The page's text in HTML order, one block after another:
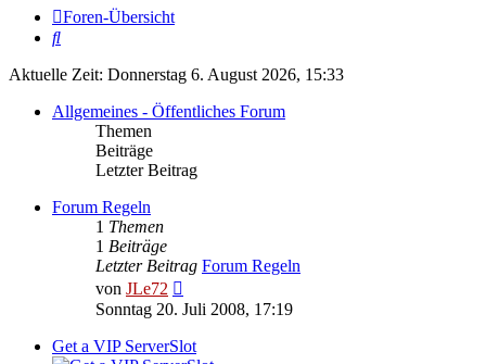
Foren-Übersicht
Suche
Aktuelle Zeit: Donnerstag 6. August 2026, 15:33
Allgemeines - Öffentliches Forum
Themen
Beiträge
Letzter Beitrag
Forum Regeln
1 Themen
1 Beiträge
Letzter Beitrag Forum Regeln
von JLe72
Beitrag
Sonntag 20. Juli 2008, 17:19
Get a VIP ServerSlot